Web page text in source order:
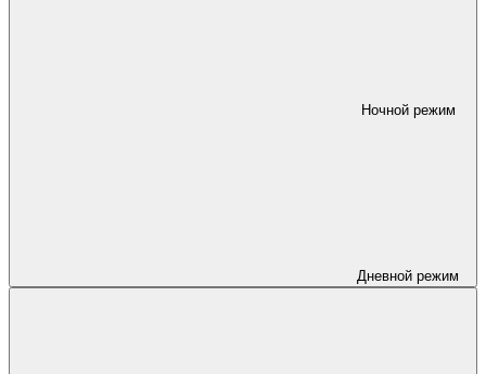
Ночной режим
Дневной режим